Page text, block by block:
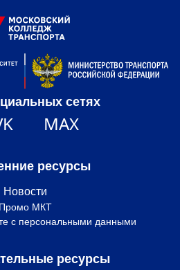
сетях
MAX
ресурсы
Новости
Промо МКТ
с персональными данными
ресурсы